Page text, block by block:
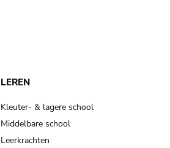
LEREN
Kleuter- & lagere school
Middelbare school
Leerkrachten